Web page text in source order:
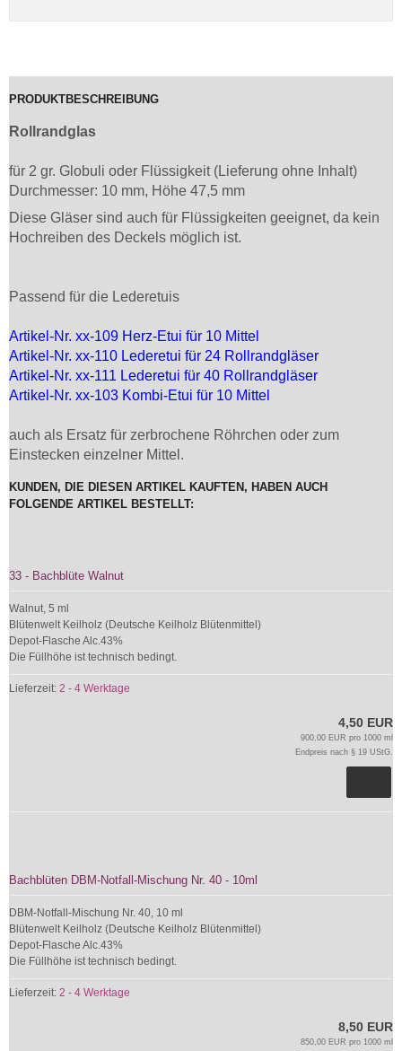
PRODUKTBESCHREIBUNG
Rollrandglas
für 2 gr. Globuli oder Flüssigkeit (Lieferung ohne Inhalt)
Durchmesser: 10 mm, Höhe 47,5 mm
Diese Gläser sind auch für Flüssigkeiten geeignet, da kein
Hochreiben des Deckels möglich ist.
Passend für die Lederetuis
Artikel-Nr. xx-109 Herz-Etui für 10 Mittel
Artikel-Nr. xx-110 Lederetui für 24 Rollrandgläser
Artikel-Nr. xx-111 Lederetui für 40 Rollrandgläser
Artikel-Nr. xx-103 Kombi-Etui für 10 Mittel
auch als Ersatz für zerbrochene Röhrchen oder zum
Einstecken einzelner Mittel.
KUNDEN, DIE DIESEN ARTIKEL KAUFTEN, HABEN AUCH
FOLGENDE ARTIKEL BESTELLT:
33 - Bachblüte Walnut
Walnut, 5 ml
Blütenwelt Keilholz (Deutsche Keilholz Blütenmittel)
Depot-Flasche Alc.43%
Die Füllhöhe ist technisch bedingt.
Lieferzeit: 2 - 4 Werktage
4,50 EUR
900,00 EUR pro 1000 ml
Endpreis nach § 19 UStG.
Bachblüten DBM-Notfall-Mischung Nr. 40 - 10ml
DBM-Notfall-Mischung Nr. 40, 10 ml
Blütenwelt Keilholz (Deutsche Keilholz Blütenmittel)
Depot-Flasche Alc.43%
Die Füllhöhe ist technisch bedingt.
Lieferzeit: 2 - 4 Werktage
8,50 EUR
850,00 EUR pro 1000 ml